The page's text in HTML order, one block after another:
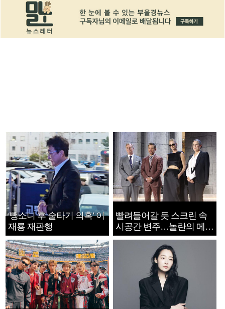
‘뺑소니 후 술타기 의혹’ 이
재룡 재판행
빨려들어갈 듯 스크린 속
시공간 변주…놀란의 메시
지는 ‘전쟁 속죄’